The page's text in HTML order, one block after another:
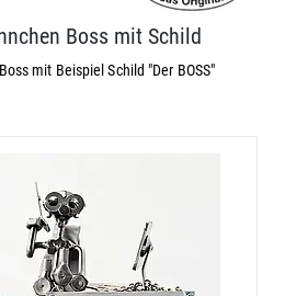
Boss mit Schild
mit Beispiel Schild "Der BOSS"